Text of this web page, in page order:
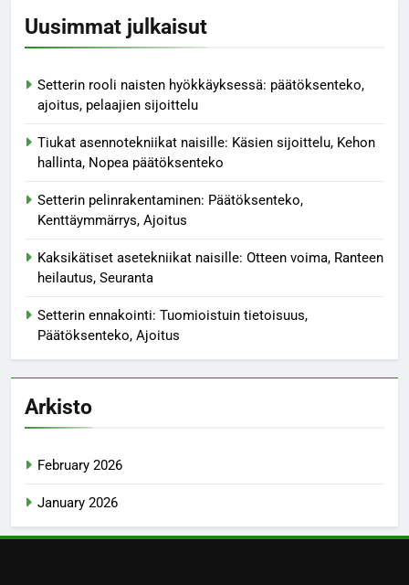
Uusimmat julkaisut
Setterin rooli naisten hyökkäyksessä: päätöksenteko,
ajoitus, pelaajien sijoittelu
Tiukat asennotekniikat naisille: Käsien sijoittelu, Kehon
hallinta, Nopea päätöksenteko
Setterin pelinrakentaminen: Päätöksenteko,
Kenttäymmärrys, Ajoitus
Kaksikätiset asetekniikat naisille: Otteen voima, Ranteen
heilautus, Seuranta
Setterin ennakointi: Tuomioistuin tietoisuus,
Päätöksenteko, Ajoitus
Arkisto
February 2026
January 2026